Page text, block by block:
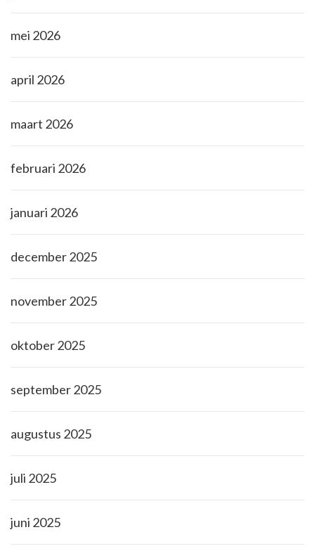
mei 2026
april 2026
maart 2026
februari 2026
januari 2026
december 2025
november 2025
oktober 2025
september 2025
augustus 2025
juli 2025
juni 2025